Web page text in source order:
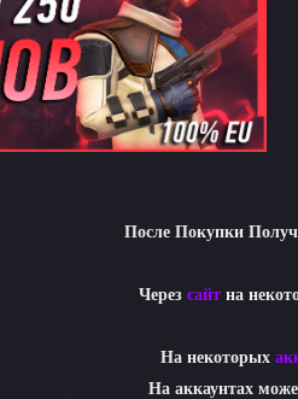
После Покупки
Через сайтна
На некоторых
На аккаунтах